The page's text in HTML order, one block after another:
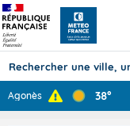
Agonès 38°